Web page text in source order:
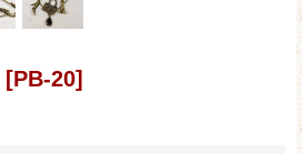
[PB-20]